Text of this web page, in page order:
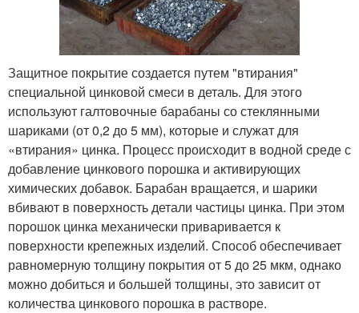
Защитное покрытие создается путем "втирания"
специальной цинковой смеси в деталь. Для этого
используют галтовочные барабаны со стеклянными
шариками (от 0,2 до 5 мм), которые и служат для
«втирания» цинка. Процесс происходит в водной среде с
добавление цинкового порошка и активирующих
химических добавок. Барабан вращается, и шарики
вбивают в поверхность детали частицы цинка. При этом
порошок цинка механически приваривается к
поверхности крепежных изделий. Способ обеспечивает
равномерную толщину покрытия от 5 до 25 мкм, однако
можно добиться и большей толщины, это зависит от
количества цинкового порошка в растворе.